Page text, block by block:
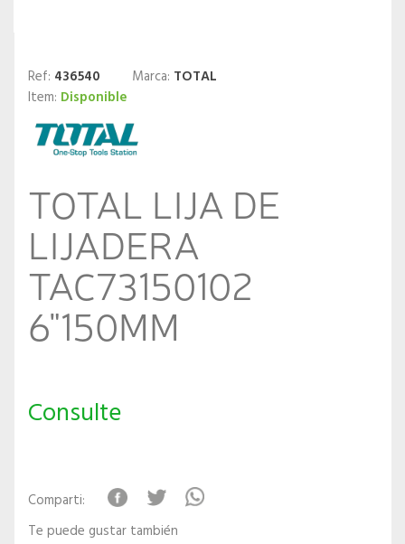
Ref: 436540 Marca: TOTAL
Item: Disponible
TOTAL LIJA DE
LIJADERA
TAC73150102
6"150MM
Consulte
Comparti:
Te puede gustar también